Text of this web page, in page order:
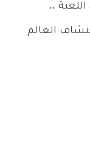
..
العالم